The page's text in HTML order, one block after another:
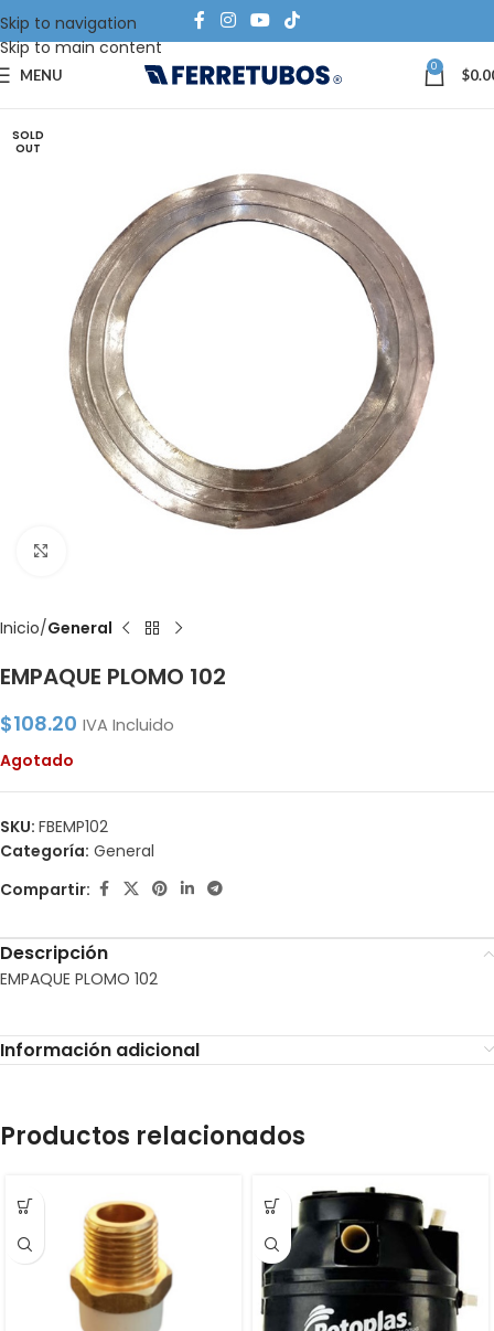
Skip to navigation
Skip to main content
MENU 0 $
SOLD
OUT
Inicio General
EMPAQUE PLOMO 102
$108.20 IVA Incluido
Agotado
SKU: FBEMP102
Categoría: General
Compartir:
Descripción
EMPAQUE PLOMO 102
Información adicional
Productos relacionados